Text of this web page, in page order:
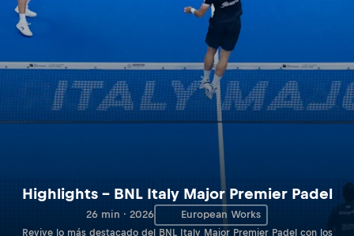
Highlights – BNL Italy Major Premier Padel
26 min · 2026 European Works
Revive lo más destacado del BNL Italy Major Premier Padel con los